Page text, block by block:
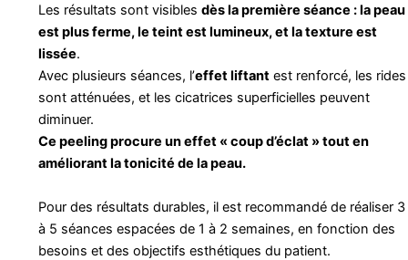
Les résultats sont visibles dès la première séance : la peau
est plus ferme, le teint est lumineux, et la texture est
lissée.
Avec plusieurs séances, l’effet liftantest renforcé, les rides
sont atténuées, et les cicatrices superficielles peuvent
diminuer.
Ce peeling procure un effet « coup d’éclat » tout en
améliorant la tonicité de la peau.
Pour des résultats durables, il est recommandé de réaliser 3
à 5 séances espacées de 1 à 2 semaines, en fonction des
besoins et des objectifs esthétiques du patient.